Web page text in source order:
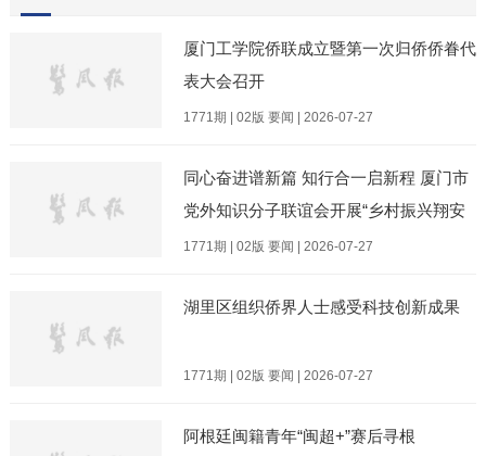
厦门工学院侨联成立暨第一次归侨侨眷代
表大会召开
1771期 | 02版 要闻 | 2026-07-27
同心奋进谱新篇 知行合一启新程 厦门市
党外知识分子联谊会开展“乡村振兴翔安
行”主题实践活动
1771期 | 02版 要闻 | 2026-07-27
湖里区组织侨界人士感受科技创新成果
1771期 | 02版 要闻 | 2026-07-27
阿根廷闽籍青年“闽超+”赛后寻根